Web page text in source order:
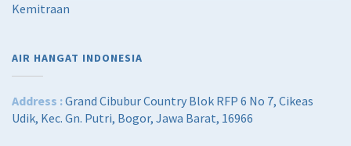
Kemitraan
AIR HANGAT INDONESIA
Address :Grand Cibubur Country Blok RFP 6 No 7, Cikeas
Udik, Kec. Gn. Putri, Bogor, Jawa Barat, 16966